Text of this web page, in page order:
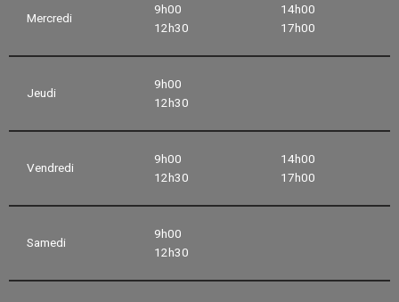
Mercredi
9h00
12h30
14h00
17h00
Jeudi
9h00
12h30
Vendredi
9h00
12h30
14h00
17h00
Samedi
9h00
12h30